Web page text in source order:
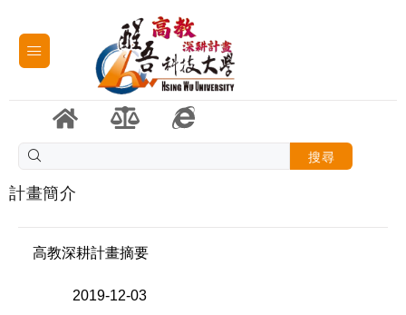
搜尋
計畫簡介
高教深耕計畫摘要
2019-12-03